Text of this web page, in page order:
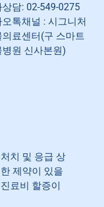
상담: 02-549-0275
오톡채널 : 시그니처
의료센터(구 스마트
병원 신사본원)
치 및 응급 상
제약이 있을
료비 할증이